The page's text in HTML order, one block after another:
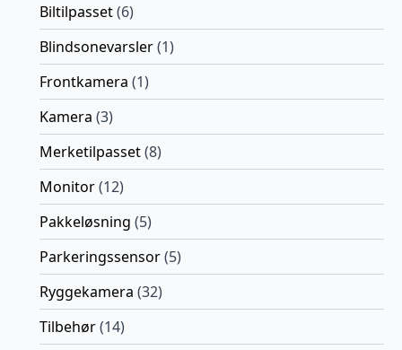
Biltilpasset(6)
Blindsonevarsler(1)
Frontkamera (1)
Kamera (3)
Merketilpasset(8)
Monitor(12)
Pakkeløsning (5)
Parkeringssensor(5)
Ryggekamera (32)
Tilbehør(14)